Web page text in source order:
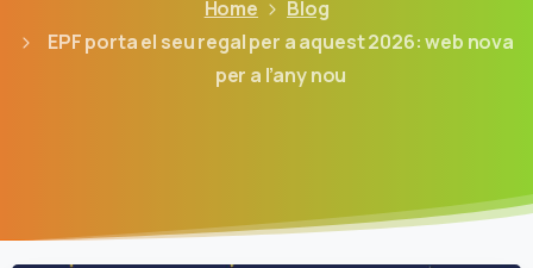
Home
Blog
EPF porta el seu regal per a aquest 2026: web nova
per a l’any nou